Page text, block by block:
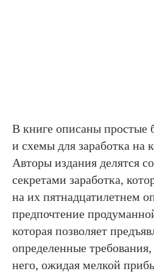
В книге описаны простые
и схемы для заработка на
Авторы издания делятся
секретами заработка,
на их пятнадцатилетнем
предпочтение
которая позволяет
определенные требования,
него, ожидая мелкой